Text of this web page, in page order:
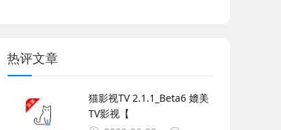
热评文章
猫影视TV 2.1.1_Beta6 媲美
TV影视【